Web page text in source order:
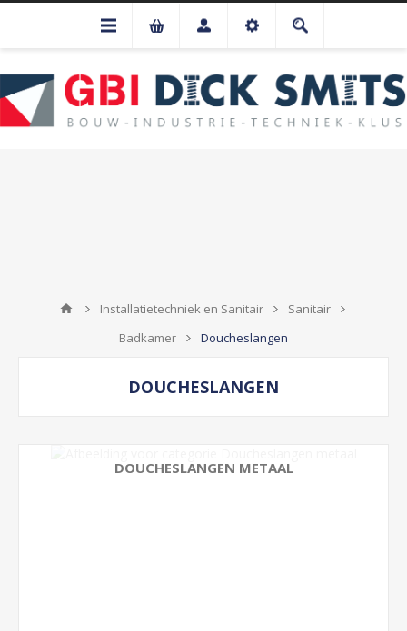
Installatietechniek en Sanitair
Sanitair
Badkamer
Doucheslangen
DOUCHESLANGEN
DOUCHESLANGEN METAAL